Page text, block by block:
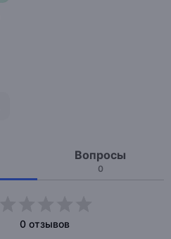
Вопросы
0
0 отзывов